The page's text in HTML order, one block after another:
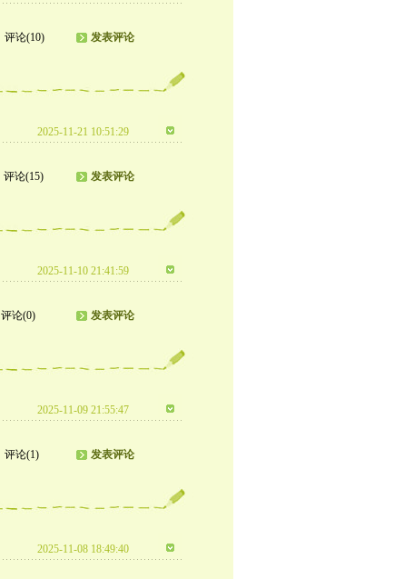
评论(10) 发表评论
2025-11-21 10:51:29
评论(15) 发表评论
2025-11-10 21:41:59
评论(0) 发表评论
2025-11-09 21:55:47
评论(1) 发表评论
2025-11-08 18:49:40